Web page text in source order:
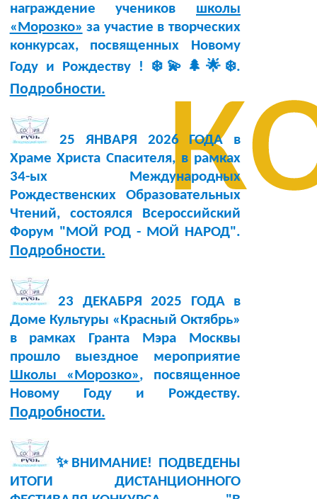
награждение учеников школы
«Морозко» за участие в творческих
конкурсах, посвященных Новому
Году и Рождеству ! ❄️💫🌲🌟❄️.
Подробности.
25 ЯНВАРЯ 2026 ГОДА в
Храме Христа Спасителя, в рамках
34-ых Международных
Рождественских Образовательных
Чтений, состоялся Всероссийский
Форум "МОЙ РОД - МОЙ НАРОД".
Подробности.
23 ДЕКАБРЯ 2025 ГОДА в
Доме Культуры «Красный Октябрь»
в рамках Гранта Мэра Москвы
прошло выездное мероприятие
Школы «Морозко», посвященное
Новому Году и Рождеству.
Подробности.
✨ВНИМАНИЕ! ПОДВЕДЕНЫ
ИТОГИ ДИСТАНЦИОННОГО